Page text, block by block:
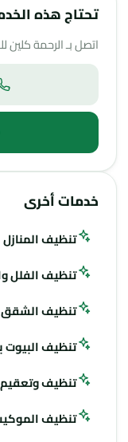
تحتاج هذه
اتصل بـ الرحمة
خدمات أخرى
تنظيف المنازل
تنظيف الفلل
تنظيف الشقق
تنظيف البيوت
تنظيف
تنظيف